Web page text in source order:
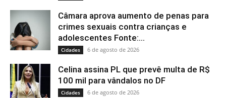
Câmara aprova aumento de penas para
crimes sexuais contra crianças e
adolescentes Fonte:...
Cidades 6 de agosto de 2026
Celina assina PL que prevê multa de R$
100 mil para vândalos no DF
Cidades 6 de agosto de 2026